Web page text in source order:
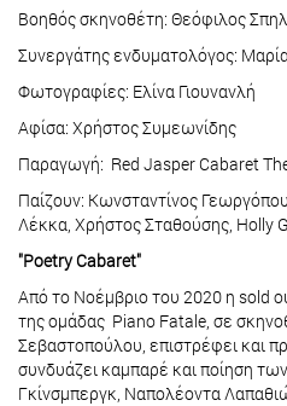
Βοηθός σκηνοθέτη: Θεόφιλος
Συνεργάτης ενδυματολόγος:
Φωτογραφίες: Ελίνα Γιουνανλή
Αφίσα: Χρήστος Συμεωνίδης
Παραγωγή: Red Jasper Cabaret
Παίζουν: Κωνσταντίνος
Λέκκα, Χρήστος Σταθούσης, Holly
"Poetry Cabaret"
Από το Νοέμβριο του 2020 η sold
της ομάδας Piano Fatale, σε
Σεβαστοπούλου, επιστρέφει και
συνδυάζει καμπαρέ και ποίηση
Γκίνσμπεργκ, Ναπολέοντα